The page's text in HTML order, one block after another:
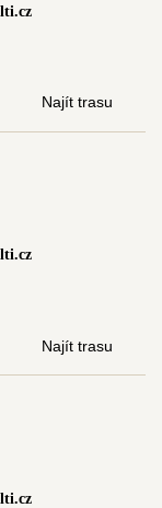
Najít trasu
Najít trasu